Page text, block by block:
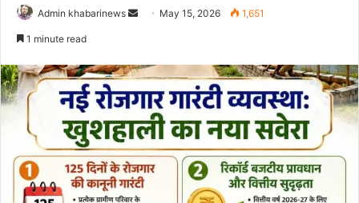
Admin khabarinews
Send May 15, 2026 1,651
1 minute read